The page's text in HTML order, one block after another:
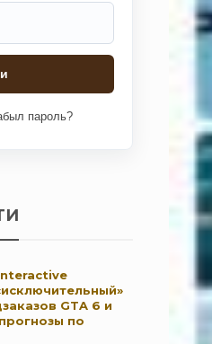
пароль?
GTA 6 и
по